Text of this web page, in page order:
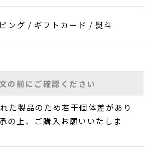
ング / ギフトカード / 熨斗
の前にご確認ください
た製品のため若干個体差があり
の上、ご購入お願いいたしま